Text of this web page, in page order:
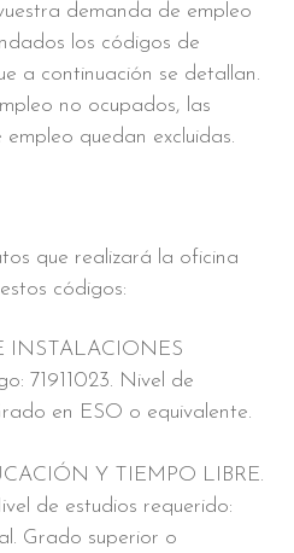
demanda de empleo
los códigos de
a continuación se detallan.
no ocupados, las
quedan excluidas.
que realizará la oficina
códigos:
INSTALACIONES
71911023. Nivel de
en ESO o equivalente.
Y TIEMPO LIBRE.
de estudios requerido:
Grado superior o